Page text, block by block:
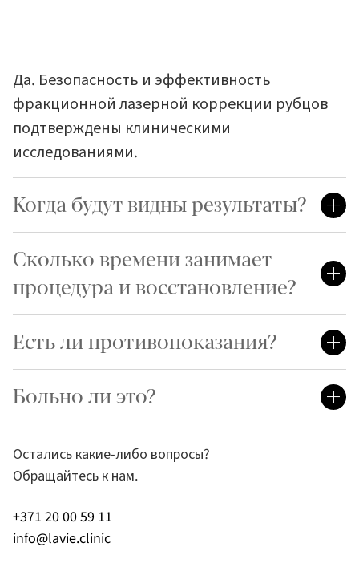
Остались какие-либо вопросы?
Обращайтесь к нам.
+371 20 00 59 11
info@lavie.clinic
Да. Безопасность и эффективность
фракционной лазерной коррекции рубцов
подтверждены клиническими
исследованиями.
Когда будут видны результаты?
Сколько времени занимает
процедура и восстановление?
Есть ли противопоказания?
Больно ли это?